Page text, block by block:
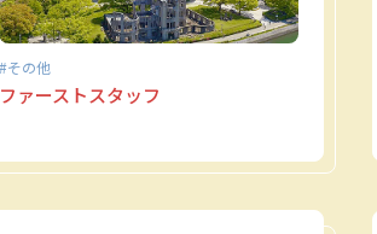
その他
ファーストスタッフ